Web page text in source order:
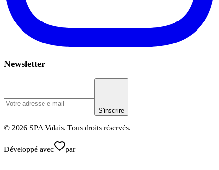
Newsletter
S'inscrire
© 2026 SPA Valais. Tous droits réservés.
Développé avec par